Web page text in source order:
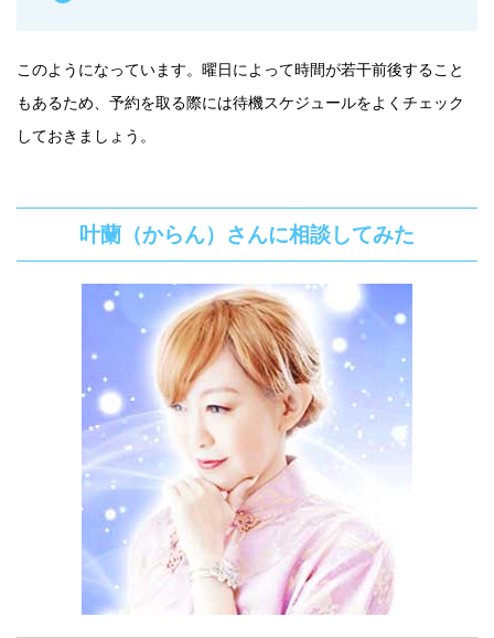
このようになっています。曜日によって時間が若干前後すること
もあるため、予約を取る際には待機スケジュールをよくチェック
しておきましょう。
叶蘭（からん）さんに相談してみた